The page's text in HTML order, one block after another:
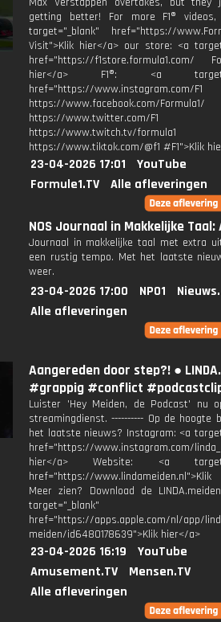
getting better! For more F1®
target="_blank" href="https://
Visit">Klik hier</a> our store: <a
href="https://f1store.formula1.com/
hier</a> F1®: <a
href="https://www.instagram.com/F1
https://www.facebook.com/Formula1/
https://www.twitter.com/F1
https://www.twitch.tv/formula1
https://www.tiktok.com/@f1 #F1">Klik
23-04-2026 17:01
YouTube
Formule1.TV
Alle afleveringen
NOS Journaal in Makkelijke Taal:
Journaal in makkelijke taal met extra
een rustig tempo. Met het laatste
weer.
23-04-2026 17:00 NPO1
Alle afleveringen
Aangereden door step?! ●
#grappig #conflict
Luister 'Hey Meiden, de Podcast' nu
streamingdienst. ---------- Op de hoogte
het laatste nieuws? Instagram: <a
href="https://www.instagram.com/
hier</a> Website: <a
href="https://
Meer zien? Download de
target="_blank"
href="https://apps.apple.com/nl/app/
meiden/id6480178639">Klik hier</a>
23-04-2026 16:19
YouTube
Amusement.TV
Mensen.TV
Alle afleveringen